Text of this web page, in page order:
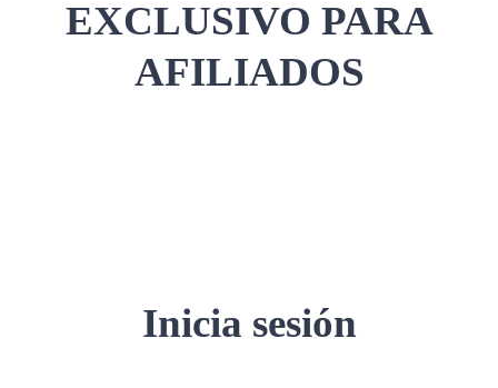
EXCLUSIVO PARA
AFILIADOS
Inicia sesión